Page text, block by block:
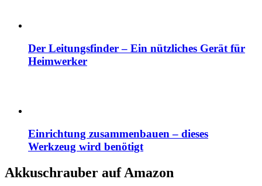
Der Leitungsfinder – Ein nützliches Gerät für
Heimwerker
Einrichtung zusammenbauen – dieses
Werkzeug wird benötigt
Akkuschrauber auf Amazon